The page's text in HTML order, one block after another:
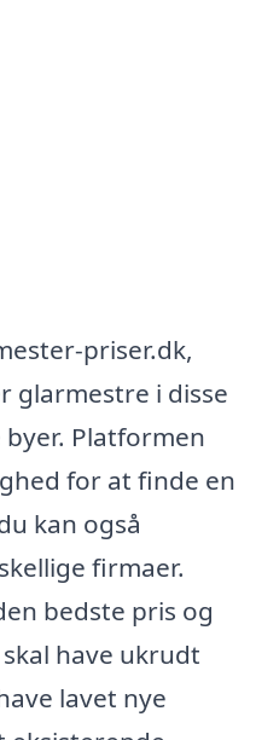
priser.dk,
glarmestre i disse
Platformen
for at finde en
kan også
firmaer.
bedste pris og
have ukrudt
lavet nye